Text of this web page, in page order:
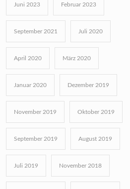
Juni 2023 Februar 2023
September 2021 Juli 2020
April 2020 März 2020
Januar 2020 Dezember 2019
November 2019 Oktober 2019
September 2019 August 2019
Juli 2019 November 2018